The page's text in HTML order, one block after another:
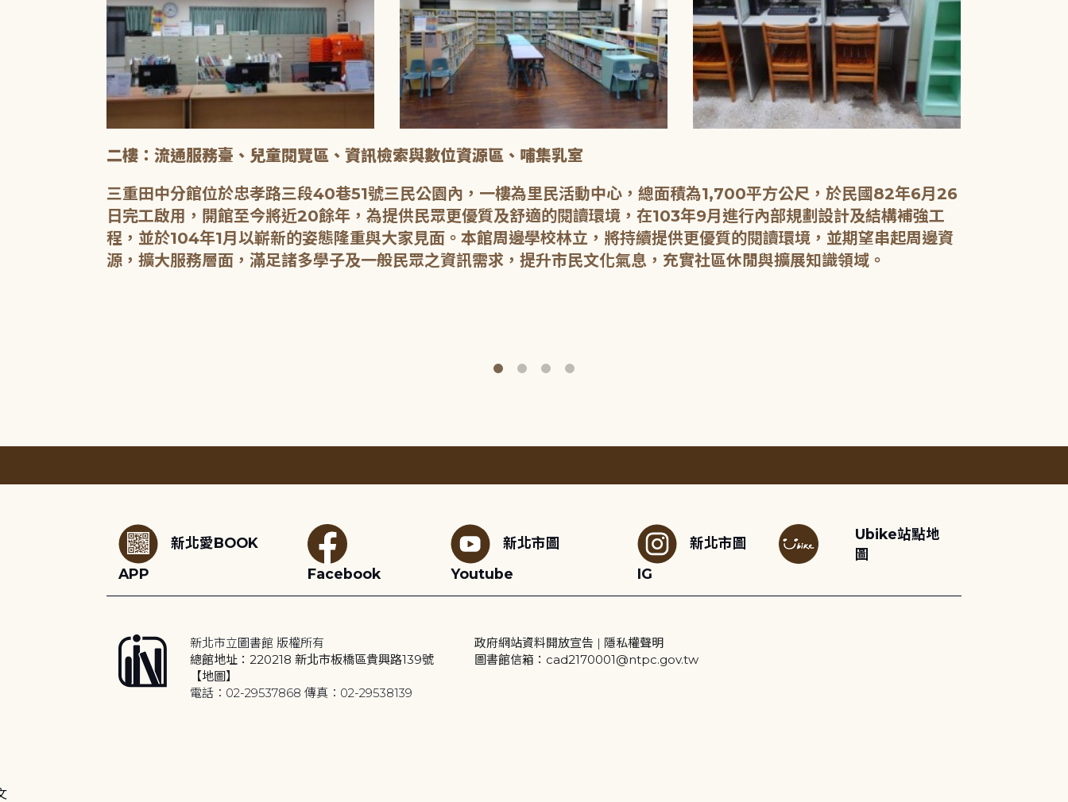
二樓：流通服務臺、兒童閱覽區、資訊檢索與數位資源區、哺集乳室
三重田中分館位於忠孝路三段40巷51號三民公園內，一樓為里民活動中心，總面積為1,700平方公尺，於民國82年6月26
日完工啟用，開館至今將近20餘年，為提供民眾更優質及舒適的閱讀環境，在103年9月進行內部規劃設計及結構補強工
程，並於104年1月以嶄新的姿態隆重與大家見面。本館周邊學校林立，將持續提供更優質的閱讀環境，並期望串起周邊資
源，擴大服務層面，滿足諸多學子及一般民眾之資訊需求，提升市民文化氣息，充實社區休閒與擴展知識領域。
新北愛BOOK
APP
Facebook
新北市圖
Youtube
新北市圖
IG
Ubike站點地
圖
新北市立圖書館 版權所有
總館地址：220218 新北市板橋區貴興路139號
【地圖】
電話：02-29537868 傳真：02-29538139
政府網站資料開放宣告 | 隱私權聲明
圖書館信箱：cad2170001@ntpc.gov.tw